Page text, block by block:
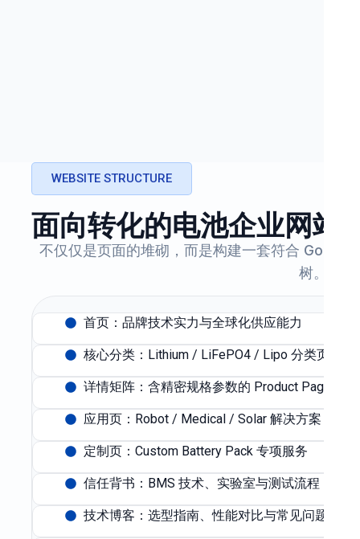
WEBSITE STRUCTURE
面向转化的电池企业网站
不仅仅是页面的堆砌，而是构建一套符合 Google
树。
首页：品牌技术实力与全球化供应能力
核心分类：Lithium / LiFePO4 / Lipo 分类页
详情矩阵：含精密规格参数的 Product Page
应用页：Robot / Medical / Solar 解决方案
定制页：Custom Battery Pack 专项服务
信任背书：BMS 技术、实验室与测试流程
技术博客：选型指南、性能对比与常见问题